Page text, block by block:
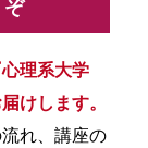
ぞ
心理系大学
けします。
れ、講座の